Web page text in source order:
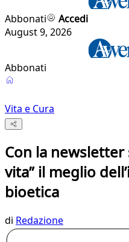
Abbonati
Accedi
August 9, 2026
Abbonati
Vita e Cura
Con la newsletter
vita” il meglio
bioetica
di Redazione